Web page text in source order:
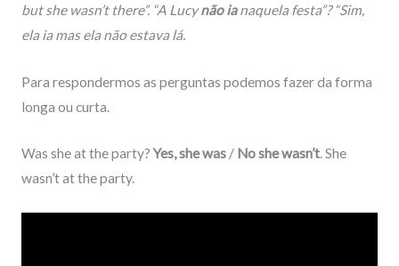
but she wasn’tthere”. “A Lucynão ianaquela festa”? “Sim,
ela ia mas ela não estava lá.
Para respondermos as perguntas podemos fazer da forma
longa ou curta.
Was she at the party?Yes, shewas/ No shewasn’t. She
wasn’tat the party.